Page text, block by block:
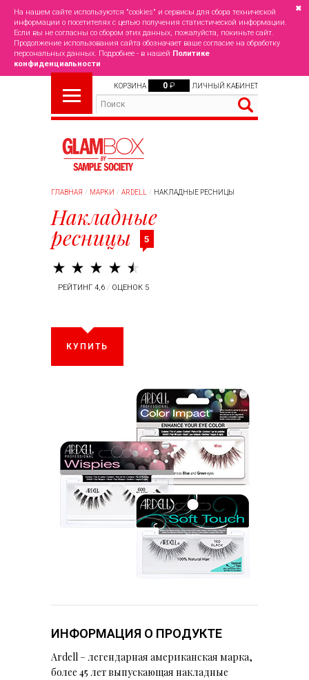
На нашем сайте используются "cookies" и сервисы для сбора технической
информации о посетителях с целью получения статистической информации.
Если вы не согласны со сбором этих данных, пожалуйста, покиньте сайт.
Продолжение использования сайта обозначает ваше согласие на обработку
персональных данных. Подробнее - в нашей Политике
конфиденциальности
✖
КОРЗИНА 0 ₽ ЛИЧНЫЙ КАБИНЕТ
ГЛАВНАЯ МАРКИ ARDELL НАКЛАДНЫЕ РЕСНИЦЫ
Накладные
ресницы 5
РЕЙТИНГ 4,6 / ОЦЕНОК 5
КУПИТЬ
ИНФОРМАЦИЯ О ПРОДУКТЕ
Ardell – легендарная американская марка,
более 45 лет выпускающая накладные